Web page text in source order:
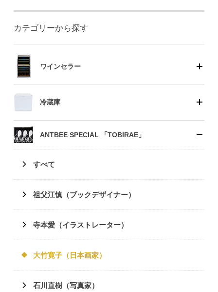
カテゴリーから探す
ワインセラー
冷蔵庫
ANTBEE SPECIAL 「TOBIRAE」
すべて
祖父江慎（ブックデザイナー）
寺本愛（イラストレーター）
大竹寛子（日本画家）
石川直樹（写真家）